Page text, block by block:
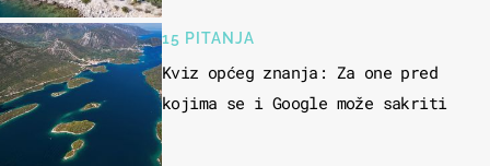
15 PITANJA
Kviz općeg znanja: Za one pred
kojima se i Google može sakriti